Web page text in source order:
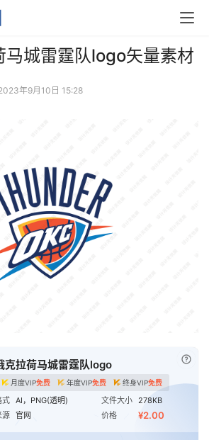
马城雷霆队logo矢量素材
年9月10日 15:28
克拉荷马城雷霆队logo
月度VIP免费 年度VIP免费 终身VIP免费
式 AI，PNG(透明) 文件大小
278KB
源 官网 价格 ¥2.00